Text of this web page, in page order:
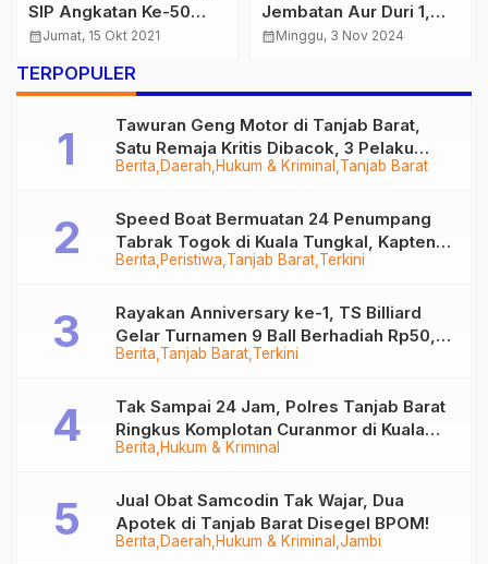
SIP Angkatan Ke-50
Resimen Wira Satya
Baksos
calendar_monthJumat, 15 Okt 2021
Jembatan Aur Duri 1,
Ternyata Sudah Hampir
Perusahaan
Bertanggung Jawab
calendar_monthMinggu, 3 Nov 2024
TERPOPULER
Berita Daerah Hukum & Kriminal Tanjab Barat
Tawuran Geng Motor di Tanjab Barat,
Satu Remaja Kritis Dibacok, 3 Pelaku
Ditangkap
Berita Peristiwa Tanjab Barat Terkini
Speed Boat Bermuatan 24 Penumpang
Tabrak Togok di Kuala Tungkal, Kapten
Sempat Hilang
Berita Tanjab Barat Terkini
Rayakan Anniversary ke-1, TS Billiard
Gelar Turnamen 9 Ball Berhadiah Rp50,8
Juta
Berita Hukum & Kriminal
Tak Sampai 24 Jam, Polres Tanjab Barat
Ringkus Komplotan Curanmor di Kuala
Tungkal
Berita Daerah Hukum & Kriminal Jambi
Jual Obat Samcodin Tak Wajar, Dua
Apotek di Tanjab Barat Disegel BPOM!